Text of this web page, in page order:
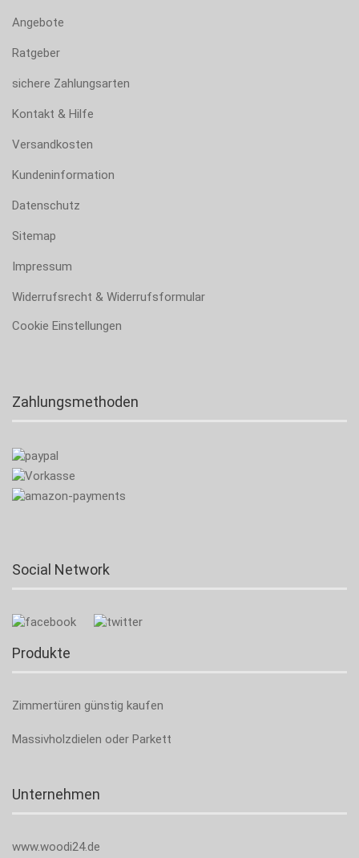
Angebote
Ratgeber
sichere Zahlungsarten
Kontakt & Hilfe
Versandkosten
Kundeninformation
Datenschutz
Sitemap
Impressum
Widerrufsrecht & Widerrufsformular
Cookie Einstellungen
Zahlungsmethoden
Social Network
Produkte
Zimmertüren günstig kaufen
Massivholzdielen oder Parkett
Unternehmen
www.woodi24.de